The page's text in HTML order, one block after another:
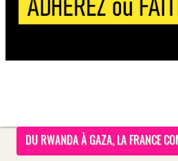
DU RWANDA À GAZA, LA FRANCE